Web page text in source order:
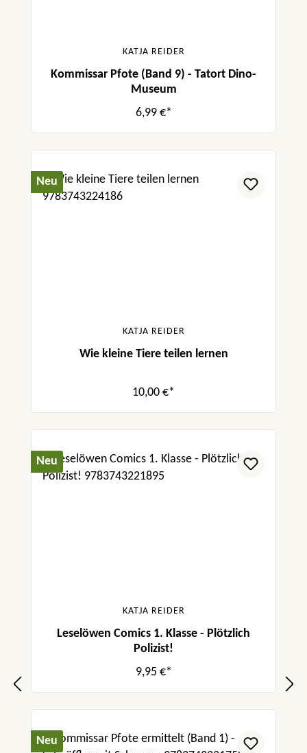
KATJA REIDER
Kommissar Pfote (Band 9) - Tatort Dino-
Museum
6,99 €*
Neu
KATJA REIDER
Wie kleine Tiere teilen lernen
10,00 €*
Neu
KATJA REIDER
Leselöwen Comics 1. Klasse - Plötzlich
Polizist!
9,95 €*
Neu